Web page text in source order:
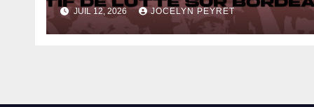
JUIL 12, 2026 JOCELYN PEYRET